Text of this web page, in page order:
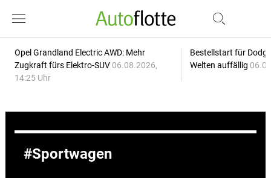
Opel Grandland Electric AWD: Mehr
Zugkraft fürs Elektro-SUV 06.08.2026,
14:25 Uhr
Bestellstart für
Welten auffällig
Sportwagen